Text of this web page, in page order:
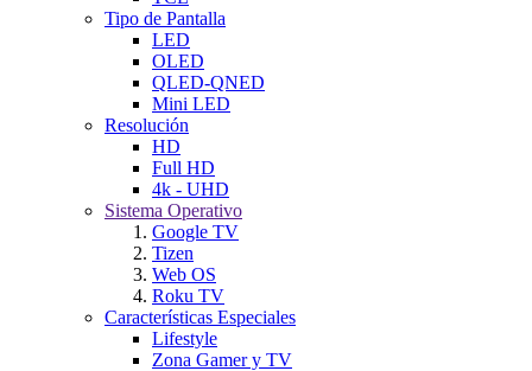
Tipo de Pantalla
LED
OLED
QLED-QNED
Mini LED
Resolución
HD
Full HD
4k - UHD
Sistema Operativo
Google TV
Tizen
Web OS
Roku TV
Características Especiales
Lifestyle
Zona Gamer y TV